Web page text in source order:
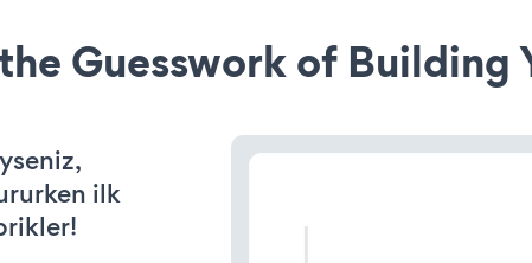
Guesswork of Building
ilk